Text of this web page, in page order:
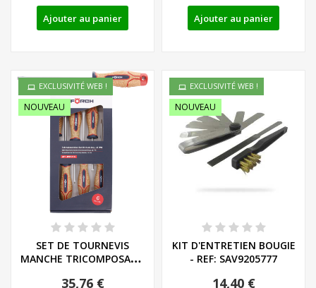
Ajouter au panier Ajouter au panier
EXCLUSIVITÉ WEB !
NOUVEAU
SET DE TOURNEVIS
MANCHE TRICOMPOSANT
35,76 €
EXCLUSIVITÉ WEB !
NOUVEAU
KIT D'ENTRETIEN BOUGIE
- REF: SAV9205777
14,40 €